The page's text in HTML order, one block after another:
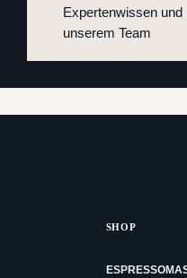
Expertenwissen
unserem Team
SHOP